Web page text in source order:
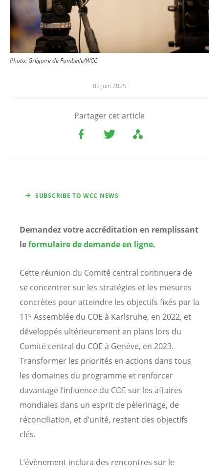
Photo: Grégoire de Fombelle/WCC
05 Juin 2025
Partager cet article
SUBSCRIBE TO WCC NEWS
Demandez votre accréditation en remplissant
leformulaire de demande en ligne.
Cette réunion du Comité central continuera de
se concentrer sur les stratégies et les mesures
concrètes pour atteindre les objectifs fixés par la
11e Assemblée du COE à Karlsruhe, en 2022, et
développés ultérieurement en plans lors du
Comité central du COE à Genève, en 2023.
Transformer les priorités en actions dans tous
les domaines du programme et renforcer
davantage l’influence du COE sur les affaires
mondiales dans un esprit de pèlerinage, de
réconciliation, et d’unité, restent des objectifs
clés.
L’évènement inclura des rencontres sur le